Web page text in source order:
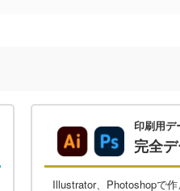
印刷用デ
完全
Illustrator、Photoshopで